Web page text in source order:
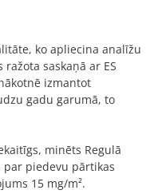
ko apliecina analīžu
saskaņā ar ES
izmantot
gadu garumā, to
minēts Regulā
par piedevu pārtikas
15 mg/m².